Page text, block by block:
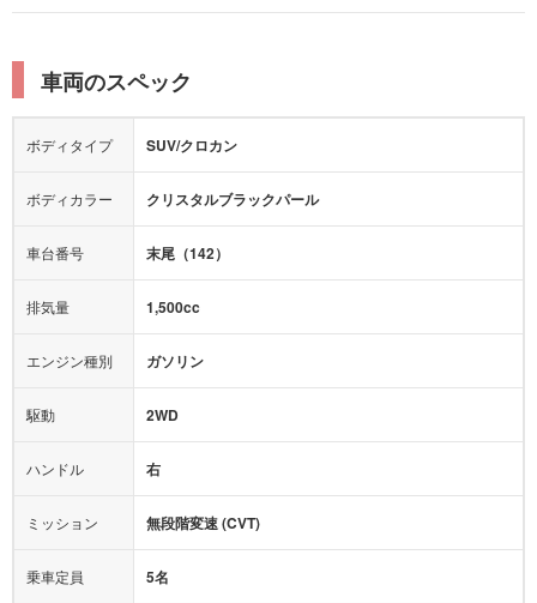
ルーフレール
エアロパーツ
ローダウン
シートヒーター
カーナビ：メモリーナビ他
ミュージックプレイヤー接続可
後席モニター
レーンキープアシスト
横滑り防止装置
衝突被害軽減プレーキ
カメラ：フロント サイド バック
エアバッグ：
4エアバッグ
衝撃緩和ヘッドレスト
サポカー
アクセル踏み間違い（誤発進）防止装置
アダプティブクルーズコントロール
ヒルディセントコントロール
オートマチックハイビーム
車両のスペック
ボディタイプ SUV/クロカン
ボディカラー クリスタルブラックパール
車台番号 末尾（142）
排気量 1,500cc
エンジン種別 ガソリン
駆動 2WD
ハンドル 右
ミッション 無段階変速 (CVT)
乗車定員 5名